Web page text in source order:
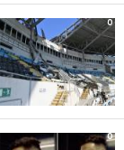
0
0